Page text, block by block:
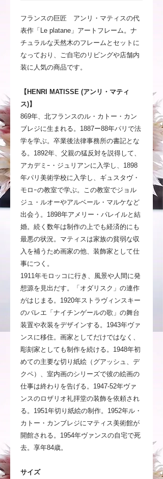
フランスの巨匠 アンリ・マティスの代
表作「Le platane」アートフレーム。ナ
チュラルな天然木のフレームとセットに
なっており、ご自宅のリビングや店舗内
装に人気の商品です。
【HENRI MATISSE (アンリ・マティ
ス)】
869年、北フランスのル・カトー・カン
ブレジに生まれる。1887ー88年パリで法
学を学ぶ。卒業後法律事務所の書記とな
る。1892年、父親の猛反対を説得して、
アカデミｰ・ジュリアンに入学し、1898
年パリ美術学校に入学し、ギュスタヴ・
モロｰの教室で学ぶ。この教室でジョル
ジュ・ルオーやアルベール・マルケなど
出会う。1898年アメリー・パレイルと結
婚。続く数年は制作の上でも経済的にも
最悪の状況。マティスは家族の貧弱な収
入を補うため画家の他、装飾家として仕
事につく。
1911年モロッコに行き、風景や人間に発
想源を見出だす。「オダリスク」の連作
がはじまる。1920年ストラヴィンスキー
のバレエ「ナイチンゲールの歌」の舞台
装置や衣装をデザインする。1943年ヴァ
ンスに移住。画家としてだけではなく、
彫刻家としても制作を続ける。1948年初
めての主要な切り紙絵（グアッシュ、デ
クペ）、室内画のシリーズで彼の絵画の
仕事は終わりを告げる。1947-52年ヴァ
ンスのロザリオ礼拝堂の装飾を依頼され
る。1951年切り紙絵の制作。1952年ル・
カトー・カンブレジにマティス美術館が
開館される。1954年ヴァンスの自宅で死
去。享年84歳。
サイズ